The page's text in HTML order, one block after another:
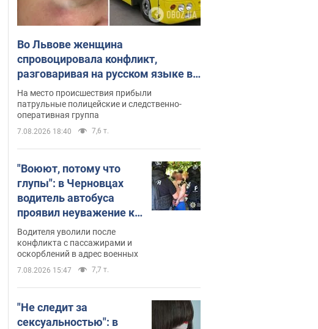
Во Львове женщина
спровоцировала конфликт,
разговаривая на русском языке в
маршрутке: полиция составила
административный протокол.
Видео
На место происшествия прибыли
патрульные полицейские и следственно-
оперативная группа
7.08.2026 18:40 7,6 т.
"Воюют, потому что
глупы": в Черновцах
водитель автобуса
проявил неуважение к
украинским военным и
поплатился за это.
Видео
Водителя уволили после
конфликта с пассажирами и
оскорблений в адрес военных
7.08.2026 15:47 7,7 т.
"Не следит за
сексуальностью": в